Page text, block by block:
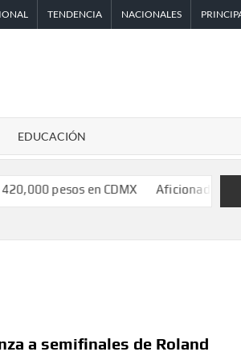
TENDENCIA NACIONALES
EDUCACIÓN
en CDMX Aficionado encara a
a semifinales de Roland